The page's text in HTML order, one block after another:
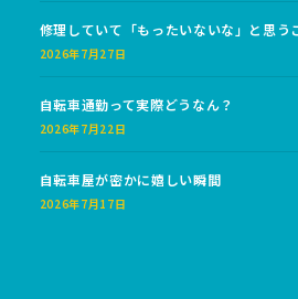
修理していて「もったいないな」と思う
2026年7月27日
自転車通勤って実際どうなん？
2026年7月22日
自転車屋が密かに嬉しい瞬間
2026年7月17日